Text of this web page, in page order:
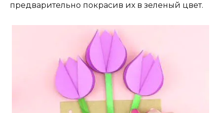
предварительно покрасив их в зеленый цвет.